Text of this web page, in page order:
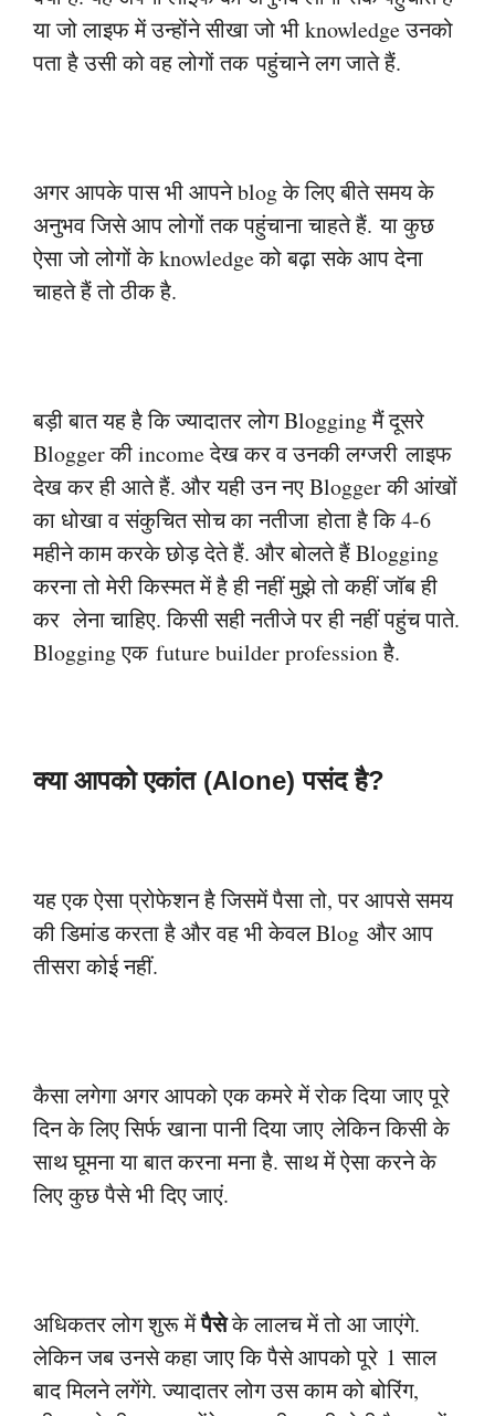
या जो लाइफ में उन्होंने सीखा जो भी knowledge उनको
पता है उसी को वह लोगों तकपहुंचाने लग जाते हैं.
अगर आपके पास भी आपने blog के लिए बीते समय के
अनुभव जिसे आप लोगों तक पहुंचाना चाहते हैं.या कुछ
ऐसा जो लोगों के knowledge को बढ़ा सके आप देना
चाहते हैं तो ठीक है.
बड़ी बात यह है कि ज्यादातर लोग Blogging मैं दूसरे
Blogger की income देख कर व उनकी लग्जरीलाइफ
देख कर ही आते हैं. और यही उन नए Blogger की आंखों
का धोखा व संकुचित सोच का नतीजाहोता है कि 4-6
महीने काम करके छोड़ देते हैं. और बोलते हैं Blogging
करना तो मेरी किस्मत में है हीनहीं मुझे तो कहीं जॉब ही
कर लेना चाहिए. किसी सही नतीजे पर ही नहीं पहुंच पाते.
Blogging एक future builder profession है.
क्या आपको एकांत (Alone) पसंद है?
यह एक ऐसा प्रोफेशन है जिसमें पैसा तो, पर आपसे समय
की डिमांड करता है और वह भी केवल Blog और आप
तीसरा कोई नहीं.
कैसा लगेगा अगर आपको एक कमरे में रोक दिया जाए पूरे
दिन के लिए सिर्फ खाना पानी दिया जाएलेकिन किसी के
साथ घूमना या बात करना मना है. साथ में ऐसा करने के
लिए कुछ पैसे भी दिए जाएं.
अधिकतर लोग शुरू मेंपैसेके लालच में तो आ जाएंगे.
लेकिन जब उनसे कहा जाए कि पैसे आपको पूरे 1 साल
बाद मिलने लगेंगे. ज्यादातर लोग उस काम को बोरिंग,